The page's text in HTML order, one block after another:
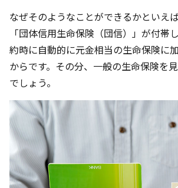
なぜそのようなことができるかといえ
「団体信用生命保険（団信）」が付帯
約時に自動的に元金相当の生命保険に
からです。その分、一般の生命保険を
でしょう。